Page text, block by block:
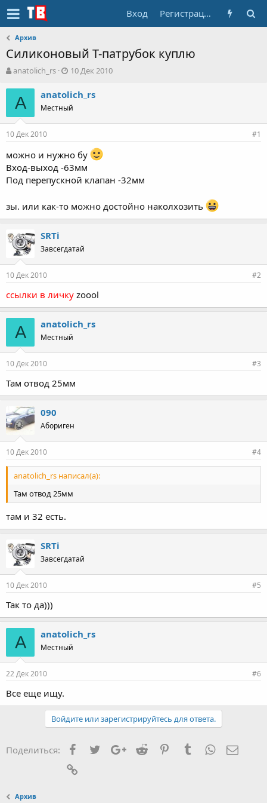
Вход Регистрация
Архив
Силиконовый Т-патрубок куплю
А
т
о
т
е
ы
anatolich_rs
Д
т
а
н
а
л
а
10 Дек 2010
A anatolich_rs
Местный
10 Дек 2010 #1
можно и нужно бу
Вход-выход -63мм
Под перепускной клапан -32мм
зы. или как-то можно достойно наколхозить
SRTi
Завсегдатай
10 Дек 2010 #2
ссылки в личку zoool
A anatolich_rs
Местный
10 Дек 2010 #3
Там отвод 25мм
090
Абориген
10 Дек 2010 #4
anatolich_rs написал(а):
Там отвод 25мм
там и 32 есть.
SRTi
Завсегдатай
10 Дек 2010 #5
Так то да)))
A anatolich_rs
Местный
22 Дек 2010 #6
Все еще ищу.
Войдите или зарегистрируйтесь для ответа.
Поделиться: FacebookTwitterGoogle+
Reddit PinterestTumblrWhatsApp
Архив